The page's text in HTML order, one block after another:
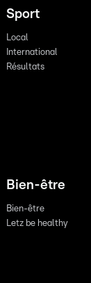
Sport
Local
International
Résultats
Bien-être
Bien-être
Letz be healthy